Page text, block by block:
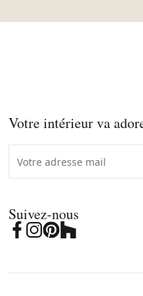
Votre intérieur va
Suivez-nous